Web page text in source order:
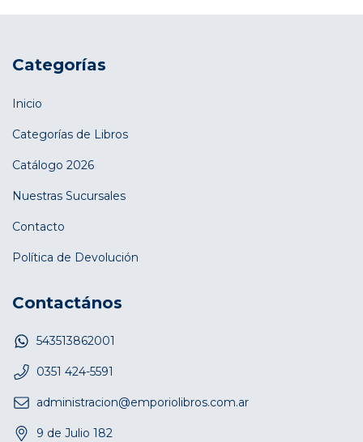
Categorías
Inicio
Categorías de Libros
Catálogo 2026
Nuestras Sucursales
Contacto
Política de Devolución
Contactános
543513862001
0351 424-5591
administracion@emporiolibros.com.ar
9 de Julio 182